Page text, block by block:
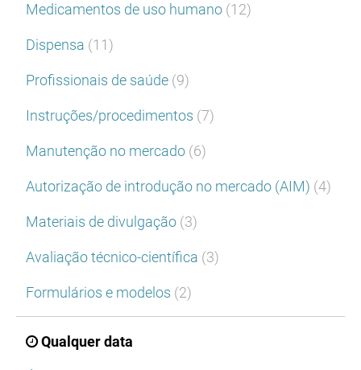
Medicamentos de uso humano (12)
Dispensa (11)
Profissionais de saúde (9)
Instruções/procedimentos (7)
Manutenção no mercado (6)
Autorização de introdução no mercado (AIM) (4)
Materiais de divulgação (3)
Avaliação técnico-científica (3)
Formulários e modelos (2)
Qualquer data